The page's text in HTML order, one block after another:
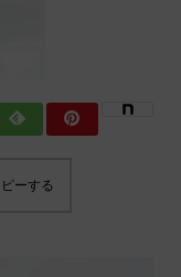
ーする